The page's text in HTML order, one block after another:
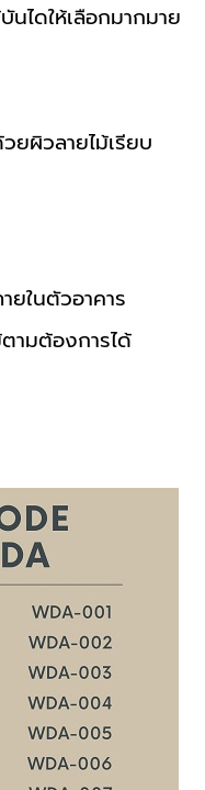
นไดให้เลือกมากมาย
ผิวลายไม้เรียบ
ยในตัวอาคาร
ามต้องการได้